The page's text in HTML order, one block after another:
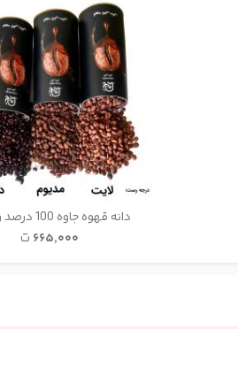
دانه قهوه جاوه 100 درصد ربوستا
۶۶۵٬۰۰۰ ت